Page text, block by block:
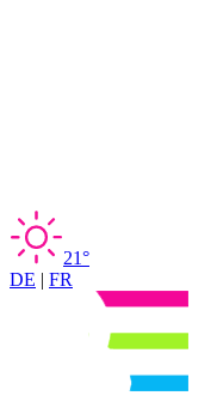
21°
DE | FR